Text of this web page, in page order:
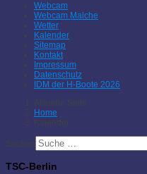
Webcam
Webcam Malche
Wetter
Kalender
Sitemap
Kontakt
Impressum
Datenschutz
IDM der H-Boote 2026
Aktuelle Seite:
Home
Kalender
Suchen
TSC-Berlin